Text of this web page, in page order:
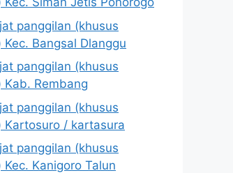
panggilan (khusus
Bangsal Dlanggu
panggilan (khusus
Kab. Rembang
panggilan (khusus
Kartosuro / kartasura
panggilan (khusus
Kanigoro Talun